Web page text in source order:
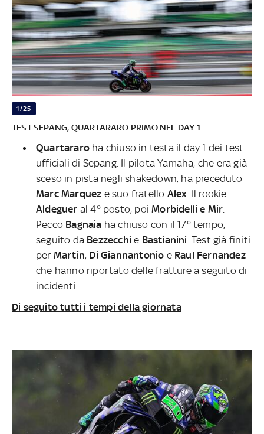
1/25
TEST SEPANG, QUARTARARO PRIMO NEL DAY 1
Quartararo ha chiuso in testa il day 1 dei test
ufficiali di Sepang. Il pilota Yamaha, che era già
sceso in pista negli shakedown, ha preceduto
Marc Marquez e suo fratello Alex . Il rookie
Aldeguer al 4° posto, poiMorbidelli e Mir
Pecco Bagnaia ha chiuso con il 17° tempo,
seguito da Bezzecchie Bastianini . Test già finiti
per Martin, Di Giannantonio e Raul Fernandez
che hanno riportato delle fratture a seguito di
incidenti
Di seguito tutti i tempi della giornata